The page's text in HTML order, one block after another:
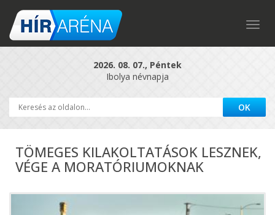
2026. 08. 07., Péntek
Ibolya névnapja
TÖMEGES KILAKOLTATÁSOK LESZNEK,
VÉGE A MORATÓRIUMOKNAK